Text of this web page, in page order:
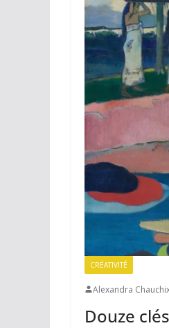
CRÉATIVITÉ
Alexandra
Douze